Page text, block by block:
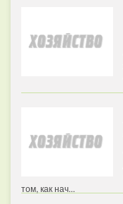
том, как нач...